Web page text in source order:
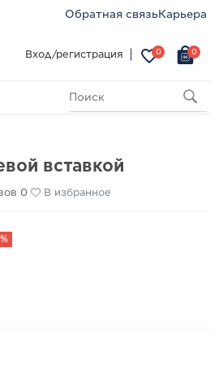
Обратная связьКарьера
Вход/регистрация 0 0
вставкой
0 В избранное